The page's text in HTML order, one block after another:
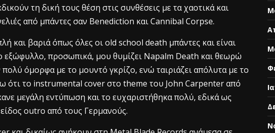
τη δική τους θέση στις συνθέσεις με τα χαοτικά και
από μπάντες σαν Benediction και Cannibal Corpse.
και βαριά όπως όλες οι old school death μπάντες και είναι
εξώφυλλο, προσωπικά, μου θυμίζει Napalm Death και θεωρώ
όμορφα με το μουντό γκρίζο, ενώ ταιριάζει απόλυτα με το
ότι το instrumental cover στο theme του John Carpenter από
μεγάλη εντύπωση και το ευχαριστήθηκα πολύ, εδικά ως
outro από τους Γερμανούς.